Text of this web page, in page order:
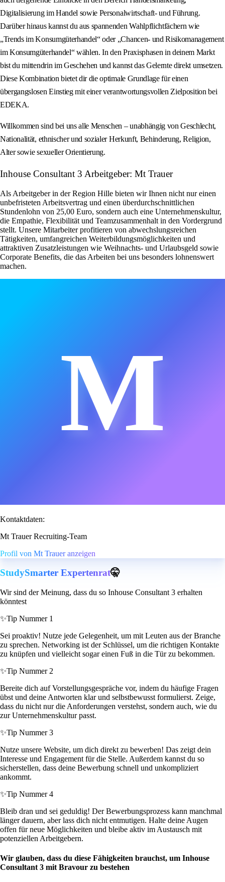
Digitalisierung im Handel sowie Personalwirtschaft- und Führung.
Darüber hinaus kannst du aus spannenden Wahlpflichtfächern wie
„Trends im Konsumgüterhandel“ oder „Chancen- und Risikomanagement
im Konsumgüterhandel“ wählen. In den Praxisphasen in deinem Markt
bist du mittendrin im Geschehen und kannst das Gelernte direkt umsetzen.
Diese Kombination bietet dir die optimale Grundlage für einen
übergangslosen Einstieg mit einer verantwortungsvollen Zielposition bei
EDEKA.
Willkommen sind bei uns alle Menschen – unabhängig von Geschlecht,
Nationalität, ethnischer und sozialer Herkunft, Behinderung, Religion,
Alter sowie sexueller Orientierung.
Inhouse Consultant 3 Arbeitgeber: Mt Trauer
Als Arbeitgeber in der Region Hille bieten wir Ihnen nicht nur einen
unbefristeten Arbeitsvertrag und einen überdurchschnittlichen
Stundenlohn von 25,00 Euro, sondern auch eine Unternehmenskultur,
die Empathie, Flexibilität und Teamzusammenhalt in den Vordergrund
stellt. Unsere Mitarbeiter profitieren von abwechslungsreichen
Tätigkeiten, umfangreichen Weiterbildungsmöglichkeiten und
attraktiven Zusatzleistungen wie Weihnachts- und Urlaubsgeld sowie
Corporate Benefits, die das Arbeiten bei uns besonders lohnenswert
machen.
M
Kontaktdaten:
Mt Trauer Recruiting-Team
Profil von Mt Trauer anzeigen
StudySmarter Expertenrat🤫
Wir sind der Meinung, dass du so Inhouse Consultant 3 erhalten
könntest
✨Tip Nummer 1
Sei proaktiv! Nutze jede Gelegenheit, um mit Leuten aus der Branche
zu sprechen. Networking ist der Schlüssel, um die richtigen Kontakte
zu knüpfen und vielleicht sogar einen Fuß in die Tür zu bekommen.
✨Tip Nummer 2
Bereite dich auf Vorstellungsgespräche vor, indem du häufige Fragen
übst und deine Antworten klar und selbstbewusst formulierst. Zeige,
dass du nicht nur die Anforderungen verstehst, sondern auch, wie du
zur Unternehmenskultur passt.
✨Tip Nummer 3
Nutze unsere Website, um dich direkt zu bewerben! Das zeigt dein
Interesse und Engagement für die Stelle. Außerdem kannst du so
sicherstellen, dass deine Bewerbung schnell und unkompliziert
ankommt.
✨Tip Nummer 4
Bleib dran und sei geduldig! Der Bewerbungsprozess kann manchmal
länger dauern, aber lass dich nicht entmutigen. Halte deine Augen
offen für neue Möglichkeiten und bleibe aktiv im Austausch mit
potenziellen Arbeitgebern.
Wir glauben, dass du diese Fähigkeiten brauchst, um Inhouse
Consultant 3 mit Bravour zu bestehen